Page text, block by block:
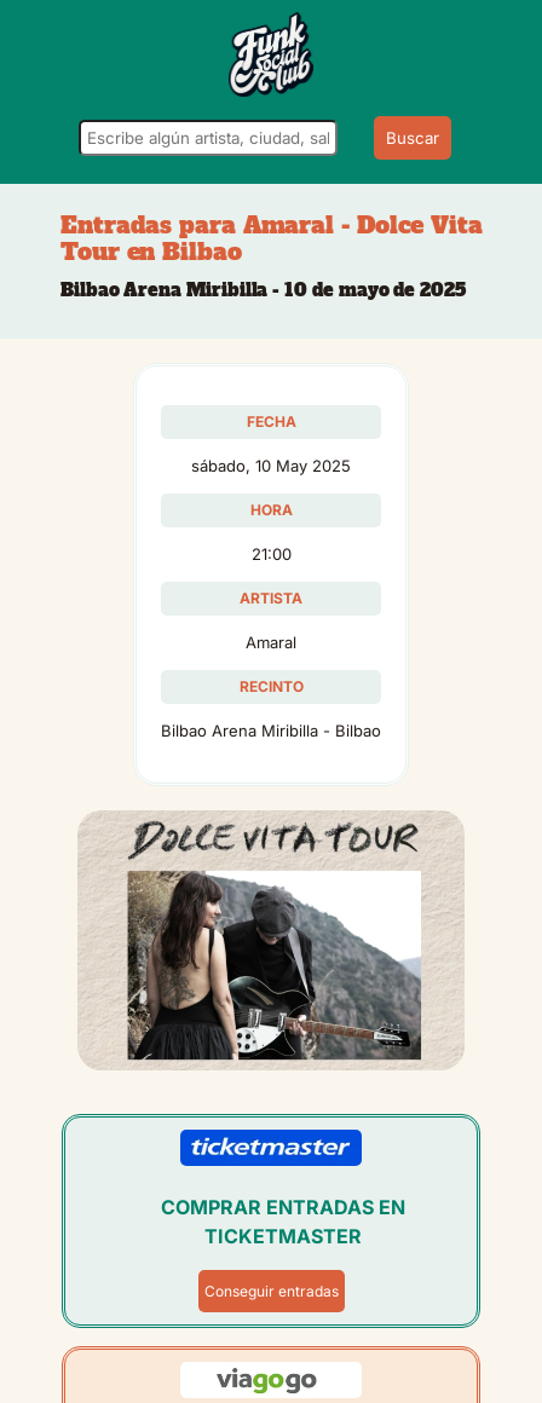
Buscar
Entradas para Amaral - Dolce Vita
Tour en Bilbao
Bilbao Arena Miribilla - 10 de mayo de 2025
FECHA
sábado, 10 May 2025
HORA
21:00
ARTISTA
Amaral
RECINTO
Bilbao Arena Miribilla - Bilbao
COMPRAR ENTRADAS EN
TICKETMASTER
Conseguir entradas